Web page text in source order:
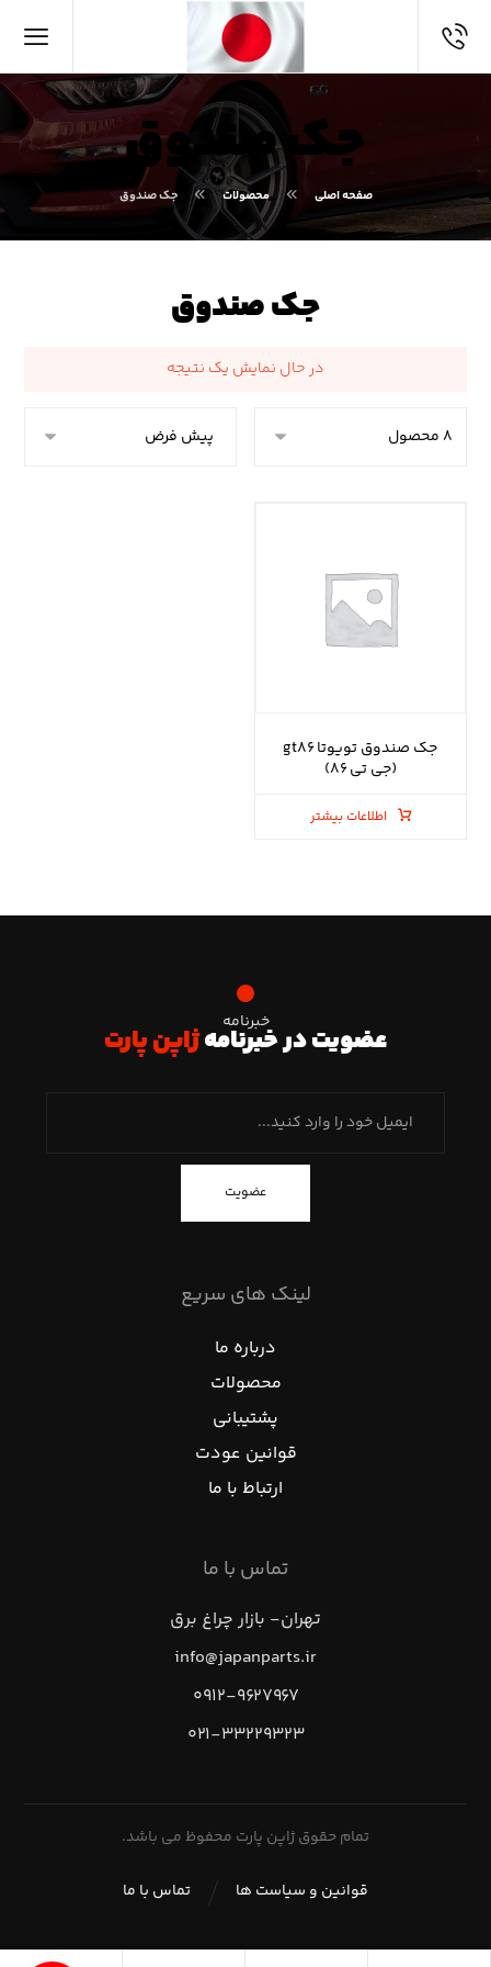
جک صندوق
صفحه اصلی محصولات جک صندوق
جک صندوق
در حال نمایش یک نتیجه
جک صندوق تویوتا gt۸۶
(جی تی ۸۶)
اطلاعات بیشتر
خبرنامه
عضویت در خبرنامهژاپن پارت
عضویت
لینک های سریع
درباره ما
محصولات
پشتیبانی
قوانین عودت
ارتباط با ما
تماس با ما
تهران- بازار چراغ برق
info@japanparts.ir
۰۹۱۲-۹۶۲۷۹۶۷
۰۲۱-۳۳۲۲۹۳۲۳
تمام حقوق ژاپن پارت محفوظ می باشد.
تماس با ما قوانین و سیاست ها